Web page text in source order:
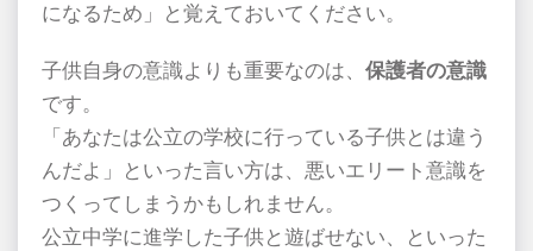
になるため」と覚えておいてください。
子供自身の意識よりも重要なのは、 保護者の意識
です。
「あなたは公立の学校に行っている子供とは違う
んだよ」といった言い方は、悪いエリート意識を
つくってしまうかもしれません。
公立中学に進学した子供と遊ばせない、といった